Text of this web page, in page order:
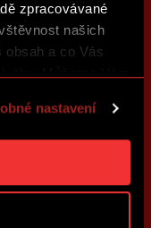
zpracovávané
našich
obsah a co Vás
Jednotlivé
nastavit v
si můžete
a další
nastavení